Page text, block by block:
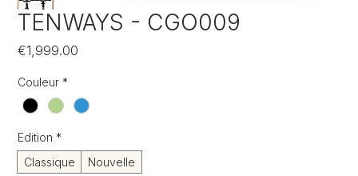
TENWAYS - CGO009
€1,999.00
Couleur *
Edition *
Classique
Nouvelle